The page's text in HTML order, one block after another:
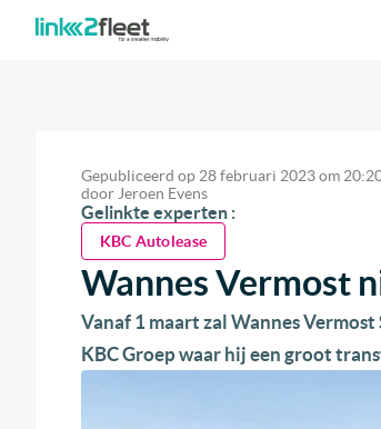
Gepubliceerd op 28 februari 2023 om
door Jeroen Evens
Gelinkte experten :
KBC Autolease
Wannes Vermost
Vanaf 1 maart zal Wannes
KBC Groep waar hij een groot